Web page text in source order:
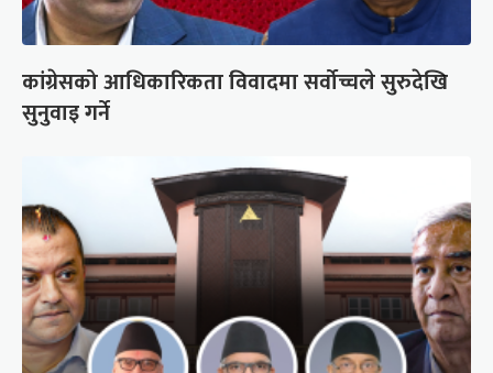
कांग्रेसको आधिकारिकता विवादमा सर्वोच्चले सुरुदेखि
सुनुवाइ गर्ने